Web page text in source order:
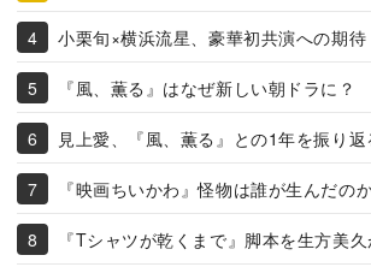
小栗旬×横浜流星、豪華初共演への期待
『風、薫る』はなぜ新しい朝ドラに？
見上愛、『風、薫る』との1年を振り返
『映画ちいかわ』怪物は誰が生んだの
『Tシャツが乾くまで』脚本を生方美久